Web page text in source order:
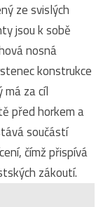
ze svislých
jsou k sobě
nosná
konstrukce
za cíl
před horkem a
součástí
čímž přispívá
zákoutí.